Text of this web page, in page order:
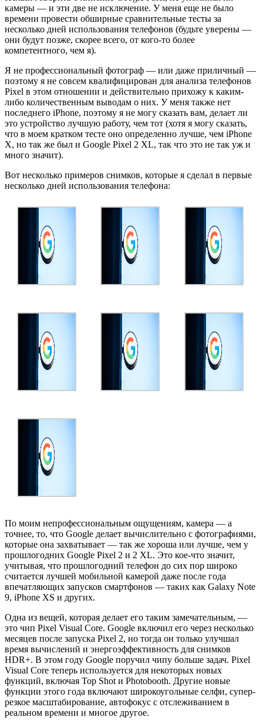
камеры — и эти две не исключение. У меня еще не было
времени провести обширные сравнительные тесты за
несколько дней использования телефонов (будьте уверены —
они будут позже, скорее всего, от кого-то более
компетентного, чем я).
Я не профессиональный фотограф — или даже приличный —
поэтому я не совсем квалифицирован для анализа телефонов
Pixel в этом отношении и действительно прихожу к каким-
либо количественным выводам о них. У меня также нет
последнего iPhone, поэтому я не могу сказать вам, делает ли
это устройство лучшую работу, чем тот (хотя я могу сказать,
что в моем кратком тесте оно определенно лучше, чем iPhone
X, но так же был и Google Pixel 2 XL, так что это не так уж и
много значит).
Вот несколько примеров снимков, которые я сделал в первые
несколько дней использования телефона:
По моим непрофессиональным ощущениям, камера — а
точнее, то, что Google делает вычислительно с фотографиями,
которые она захватывает — так же хороша или лучше, чем у
прошлогодних Google Pixel 2 и 2 XL. Это кое-что значит,
учитывая, что прошлогодний телефон до сих пор широко
считается лучшей мобильной камерой даже после года
впечатляющих запусков смартфонов — таких как Galaxy Note
9, iPhone XS и других.
Одна из вещей, которая делает его таким замечательным, —
это чип Pixel Visual Core. Google включил его через несколько
месяцев после запуска Pixel 2, но тогда он только улучшал
время вычислений и энергоэффективность для снимков
HDR+. В этом году Google поручил чипу больше задач. Pixel
Visual Core теперь используется для некоторых новых
функций, включая Top Shot и Photobooth. Другие новые
функции этого года включают широкоугольные селфи, супер-
резкое масштабирование, автофокус с отслеживанием в
реальном времени и многое другое.